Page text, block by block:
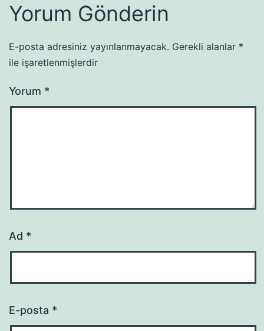
Yorum Gönderin
E-posta adresiniz yayınlanmayacak. Gerekli alanlar *
ile işaretlenmişlerdir
Yorum *
Ad *
E-posta *